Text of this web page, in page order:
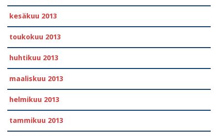
kesäkuu 2013
toukokuu 2013
huhtikuu 2013
maaliskuu 2013
helmikuu 2013
tammikuu 2013